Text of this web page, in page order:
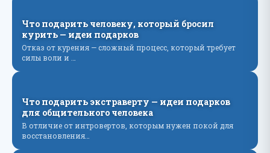
Что подарить человеку, который бросил
курить — идеи подарков
Отказ от курения — сложный процесс, который требует
силы воли и …
Что подарить экстраверту — идеи подарков
для общительного человека
В отличие от интровертов, которым нужен покой для
восстановления…